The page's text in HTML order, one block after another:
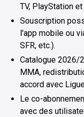
TV, PlayStation et
Souscription
l'app mobile ou
SFR, etc.).
Catalogue 2026/
MMA,
accord avec
Le co-
avec des